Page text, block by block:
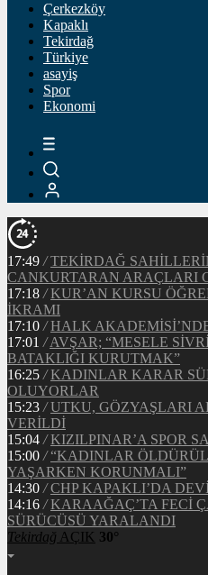
Çerkezköy
Kapaklı
Tekirdağ
Türkiye
asayiş
Spor
Ekonomi
17:49 / TEKİRDAĞ
CANKURTARAN ARAÇLARI
17:18 / KUR’AN KURSU
İKRAMI
17:10 / HALK
17:01 / AVŞAR; “MESELE
BATAKLIĞI KURUTMAK”
16:25 / KADINLAR KARAR
OLUYORLAR
15:23 / UTKU, GÖZYAŞLARI
VERİLDİ
15:04 / KIZILPINAR’A SPOR
15:00 / “KADINLAR
YAŞARKEN KORUNMALI”
14:30 / CHP KAPAKLI’DA
14:16 / KARAAĞAÇ’TA FECİ
SÜRÜCÜSÜ YARALANDI
Tekirdağ AÇIK 30°